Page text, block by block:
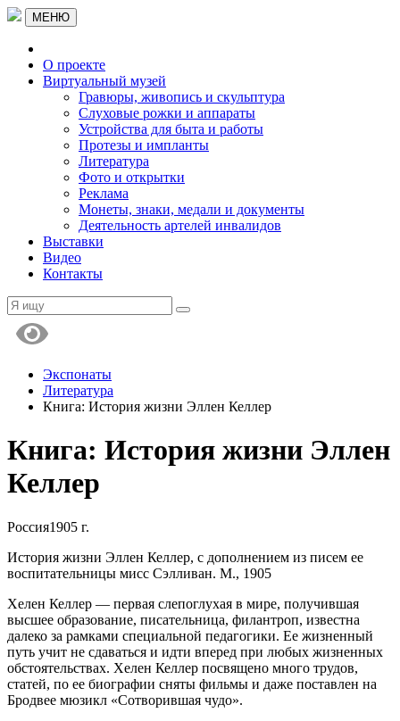
МЕНЮ
О проекте
Виртуальный музей
Гравюры, живопись и скульптура
Слуховые рожки и аппараты
Устройства для быта и работы
Протезы и импланты
Литература
Фото и открытки
Реклама
Монеты, знаки, медали и документы
Деятельность артелей инвалидов
Выставки
Видео
Контакты
Экспонаты
Литература
Книга: История жизни Эллен Келлер
Книга: История жизни Эллен
Келлер
Россия1905 г.
История жизни Эллен Келлер, с дополнением из писем ее
воспитательницы мисс Сэлливан. М., 1905
Хелен Келлер — первая слепоглухая в мире, получившая
высшее образование, писательница, филантроп, известна
далеко за рамками специальной педагогики. Ее жизненный
путь учит не сдаваться и идти вперед при любых жизненных
обстоятельствах. Хелен Келлер посвящено много трудов,
статей, по ее биографии сняты фильмы и даже поставлен на
Бродвее мюзикл «Сотворившая чудо».